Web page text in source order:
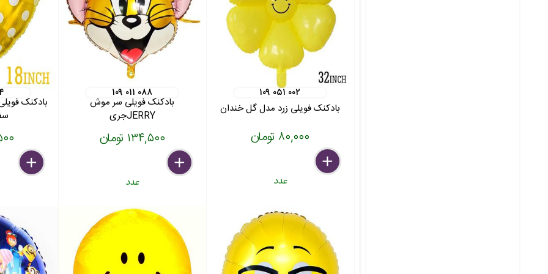
۱۰۹ ۰۵۱ ۰۰۲
بادکنک فویلی زرد مدل گل خندان
۸۰,۰۰۰ تومان
delete
remove
add
عدد
۱۰۹ ۰۱۱ ۰۸۸
بادکنک فویلی سر موش
JERRYجری
۱۳۴,۵۰۰ تومان
delete
remove
add
عدد
بادکنک
delete
remove
add